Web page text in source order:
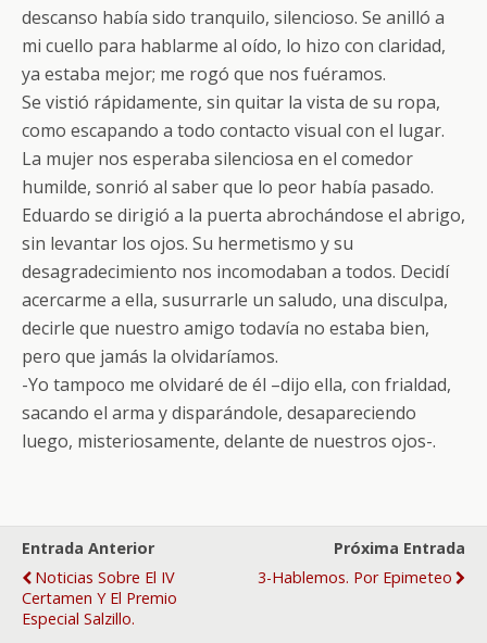
descanso había sido tranquilo, silencioso. Se anilló a
mi cuello para hablarme al oído, lo hizo con claridad,
ya estaba mejor; me rogó que nos fuéramos.
Se vistió rápidamente, sin quitar la vista de su ropa,
como escapando a todo contacto visual con el lugar.
La mujer nos esperaba silenciosa en el comedor
humilde, sonrió al saber que lo peor había pasado.
Eduardo se dirigió a la puerta abrochándose el abrigo,
sin levantar los ojos. Su hermetismo y su
desagradecimiento nos incomodaban a todos. Decidí
acercarme a ella, susurrarle un saludo, una disculpa,
decirle que nuestro amigo todavía no estaba bien,
pero que jamás la olvidaríamos.
-Yo tampoco me olvidaré de él –dijo ella, con frialdad,
sacando el arma y disparándole, desapareciendo
luego, misteriosamente, delante de nuestros ojos-.
Entrada Anterior
Noticias Sobre El IV
Certamen Y El Premio
Especial Salzillo.
Próxima Entrada
3-Hablemos. Por Epimeteo